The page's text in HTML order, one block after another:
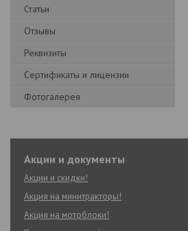
Статьи
Отзывы
Реквизиты
Сертификаты и лицензии
Фотогалерея
Акции и документы
Акции и скидки!
Акция на минитракторы!
Акция на мотоблоки!